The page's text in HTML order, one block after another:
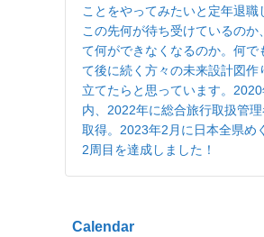
ことをやってみたいと定年退職
この先何が待ち受けているのか
て何ができなくなるのか。何で
て後に続く方々の未来設計図作
立てたらと思っています。2020
内、2022年に総合旅行取扱管
取得。2023年2月に日本全県め
2周目を達成しました！
Calendar